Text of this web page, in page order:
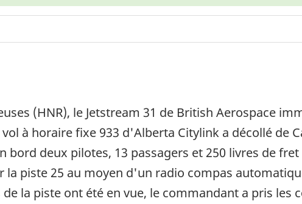
(HNR), le Jetstream 31 de British Aerospace
à horaire fixe 933 d'Alberta Citylink a décollé de
bord deux pilotes, 13 passagers et 250 livres de
la piste 25 au moyen d'un radio compas
la piste ont été en vue, le commandant a pris les